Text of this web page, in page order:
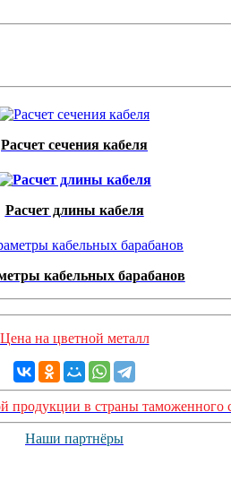
Расчет сечения кабеля
Расчет длины кабеля
кабельных барабанов
Цена на цветной металл
продукции в страны таможенного
Наши партнёры